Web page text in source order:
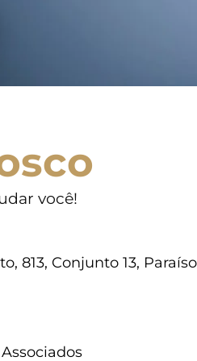
você!
813, Conjunto 13,